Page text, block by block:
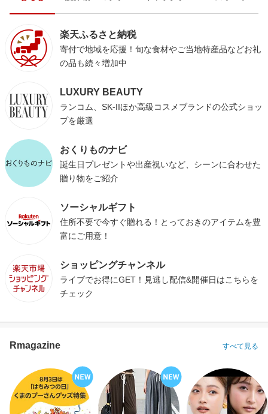
楽天ふるさと納税
寄付で地域を応援！旬な食材やご当地特産品などお礼
の品も続々増加中
LUXURY BEAUTY
ランコム、SK-IIほか高級コスメブランドの公式ショッ
プを厳選
おくりものナビ
誕生日プレゼントや出産祝いなど、シーンに合わせた
贈り物をご紹介
ソーシャルギフト
住所不要で今すぐ贈れる！とっておきのアイテムを豊
富にご用意！
ショッピングチャンネル
ライブでお得にGET！見逃し配信&開催日はこちらを
チェック
Rmagazine すべて見る